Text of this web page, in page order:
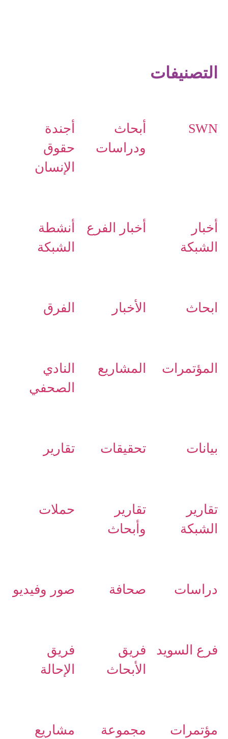
التصنيفات
SWN
أبحاث
ودراسات
أجندة
حقوق
الإنسان
أخبار
الشبكة
أخبار الفرع
أنشطة
الشبكة
ابحاث الأخبار الفرق
المؤتمرات المشاريع
النادي
الصحفي
بيانات تحقيقات تقارير
تقارير
الشبكة
تقارير
وأبحاث
حملات
دراسات صحافة صور وفيديو
فرع السويد
فريق
الأبحاث
فريق
الإحالة
مؤتمرات مجموعة مشاريع